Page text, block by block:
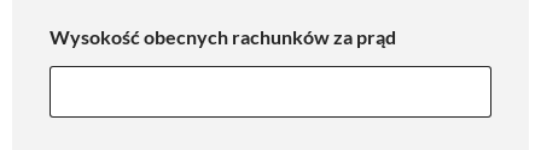
Wysokość obecnych rachunków za prąd